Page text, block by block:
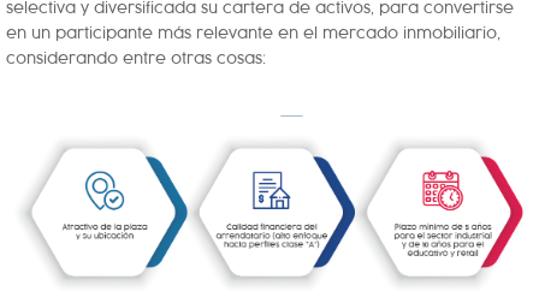
selectiva y diversificada su cartera de activos, para convertirse
en un participante más relevante en el mercado inmobiliario,
considerando entre otras cosas: